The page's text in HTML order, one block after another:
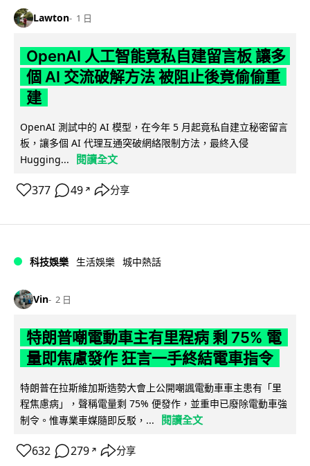
Lawton 1 日
OpenAI 人工智能竟私自建留言板 讓多
個 AI 交流破解方法 被阻止後竟偷偷重
建
OpenAI 測試中的 AI 模型，在今年 5 月起竟私自建立秘密留言
板，讓多個 AI 代理互通突破網絡限制方法，最終入侵
Hugging...
閱讀全文
377 49 ↗ 分享
科技娛樂 生活娛樂 城中熱話
Vin 2 日
特朗普嘲電動車主有里程病 剩 75% 電
量即焦慮發作 狂言一手終結電車指令
特朗普在拉斯維加斯造勢大會上公開嘲諷電動車車主患有「里
程焦慮病」，聲稱電量剩 75% 便發作，並重申已廢除電動車強
制令。惟專業車媒隨即反駁，...
閱讀全文
632 279 ↗ 分享